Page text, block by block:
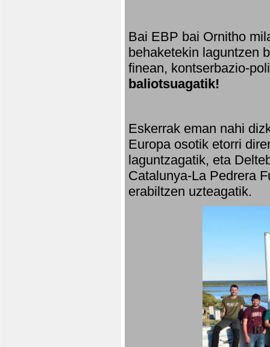
Bai EBP bai Ornitho
behaketekin laguntzen
finean, kontserbazio-
baliotsuagatik!
Eskerrak eman nahi
Europa osotik etorri
laguntzagatik, eta
Catalunya-La Pedrera
erabiltzen uzteagatik.